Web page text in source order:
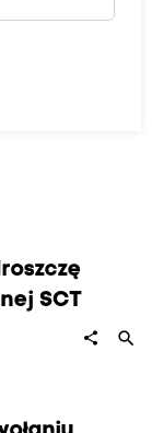
SCT
share search